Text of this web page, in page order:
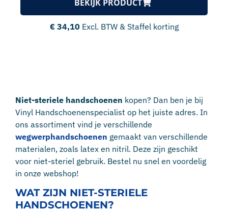
BEKIJK PRODUCT
€34,10 Excl. BTW & Staffel korting
Niet-steriele handschoenen kopen? Dan ben je bij
Vinyl Handschoenenspecialist op het juiste adres. In
ons assortiment vind je verschillende
wegwerphandschoenen gemaakt van verschillende
materialen, zoals latex en nitril. Deze zijn geschikt
voor niet-steriel gebruik. Bestel nu snel en voordelig
in onze webshop!
WAT ZIJN NIET-STERIELE
HANDSCHOENEN?